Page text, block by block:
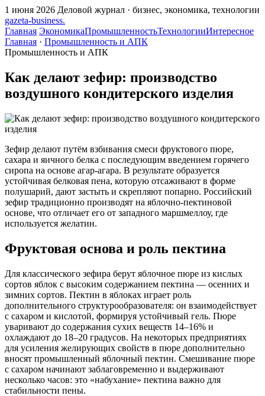
1 июня 2026 Деловой журнал · бизнес, экономика, технологии
gazeta-business.
Главная ЭкономикаПромышленностьТехнологииИнтересное
Главная · Промышленность и АПК
Промышленность и АПК
Как делают зефир: производство
воздушного кондитерского изделия
Зефир делают путём взбивания смеси фруктового пюре,
сахара и яичного белка с последующим введением горячего
сиропа на основе агар-агара. В результате образуется
устойчивая белковая пена, которую отсаживают в форме
полушарий, дают застыть и скрепляют попарно. Российский
зефир традиционно производят на яблочно-пектиновой
основе, что отличает его от западного маршмеллоу, где
используется желатин.
Фруктовая основа и роль пектина
Для классического зефира берут яблочное пюре из кислых
сортов яблок с высоким содержанием пектина — осенних и
зимних сортов. Пектин в яблоках играет роль
дополнительного структурообразователя: он взаимодействует
с сахаром и кислотой, формируя устойчивый гель. Пюре
уваривают до содержания сухих веществ 14–16% и
охлаждают до 18–20 градусов. На некоторых предприятиях
для усиления желирующих свойств в пюре дополнительно
вносят промышленный яблочный пектин. Смешивание пюре
с сахаром начинают заблаговременно и выдерживают
несколько часов: это «набухание» пектина важно для
стабильности пены.